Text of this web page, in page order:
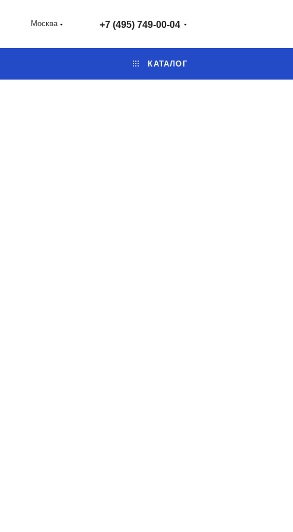
Москва +7 (495) 749-00-04
КАТАЛОГ